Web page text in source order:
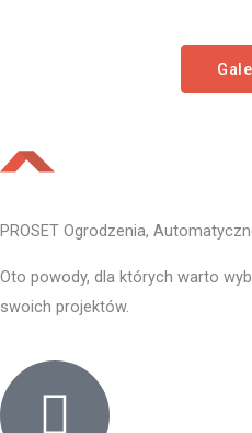
PROSET Ogrodzenia,
Oto powody, dla których warto
swoich projektów.